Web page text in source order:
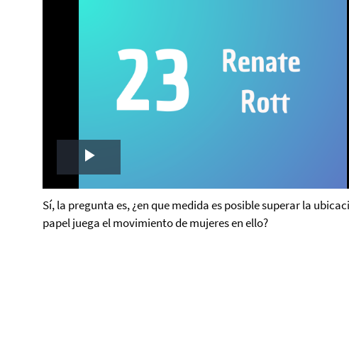
Play
Video
Sí, la pregunta es, ¿en que medida es posible superar la
papel juega el movimiento de mujeres en ello?